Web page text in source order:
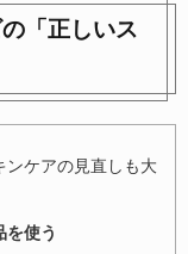
「正しいス
ンケアの見直しも大
を使う